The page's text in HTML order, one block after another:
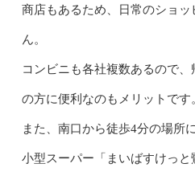
商店もあるため、日常のショ
ん。
コンビニも各社複数あるので
の方に便利なのもメリットです
また、南口から徒歩4分の場所
小型スーパー「まいばすけっ